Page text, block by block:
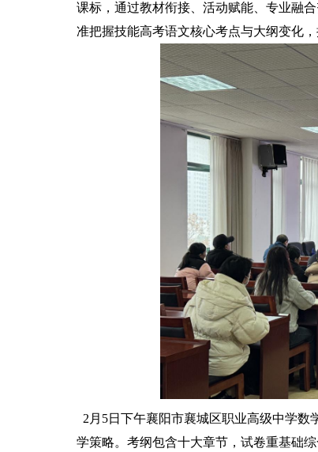
课标，通过教材衔接、活动赋能、专业融
准把握技能高考语文核心考点与大纲变化
2月5日下午襄阳市襄城区职业高级中学
学策略。考纲包含十大章节，试卷重基础